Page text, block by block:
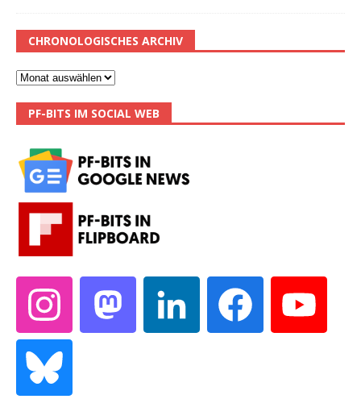
CHRONOLOGISCHES ARCHIV
PF-BITS IM SOCIAL WEB